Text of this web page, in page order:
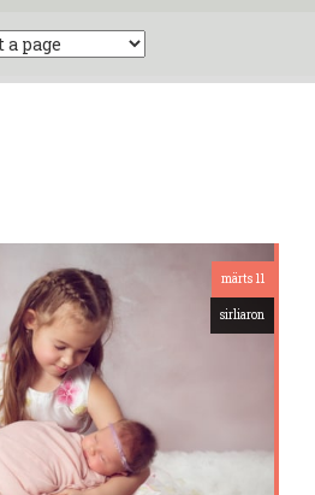
märts 11
sirliaron